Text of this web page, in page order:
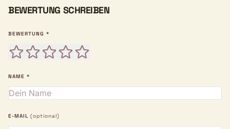
BEWERTUNG SCHREIBEN
BEWERTUNG *
NAME *
E-MAIL (optional)